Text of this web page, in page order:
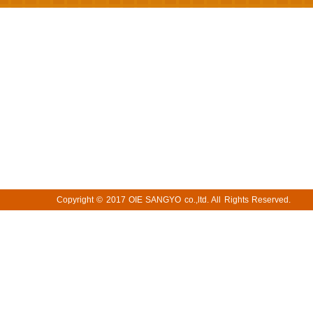
Copyright © 2017 OIE SANGYO co.,ltd. All Rights Reserved.